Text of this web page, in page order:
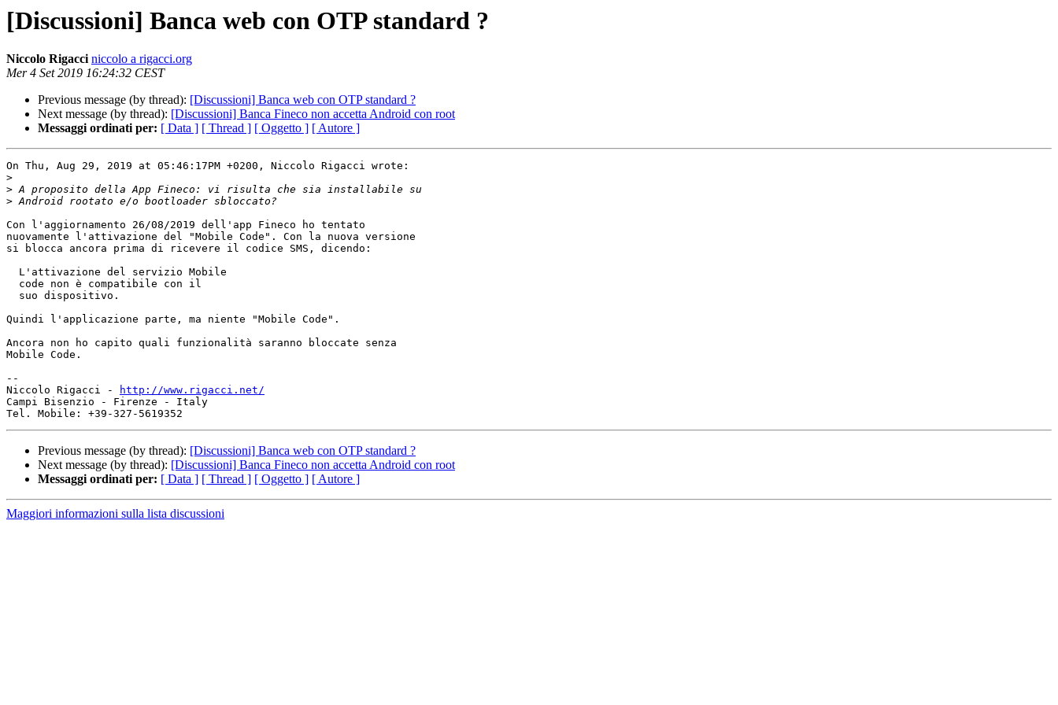
[Discussioni] Banca web con OTP standard ?
Niccolo Rigacci niccolo a rigacci.org
Mer 4 Set 2019 16:24:32 CEST
Previous message (by thread): [Discussioni] Banca web con OTP standard ?
Next message (by thread): [Discussioni] Banca Fineco non accetta Android con root
Messaggi ordinati per: [ Data ] [ Thread ] [ Oggetto ] [ Autore ]
On Thu, Aug 29, 2019 at 05:46:17PM +0200, Niccolo Rigacci wrote:
>
>
>
Con l'aggiornamento 26/08/2019 dell'app Fineco ho tentato
nuovamente l'attivazione del "Mobile Code". Con la nuova versione
si blocca ancora prima di ricevere il codice SMS, dicendo:
Quindi l'applicazione parte, ma niente "Mobile Code".
Ancora non ho capito quali funzionalità saranno bloccate senza
Mobile Code.
--
Niccolo Rigacci -
http://www.rigacci.net/
Campi Bisenzio - Firenze - Italy
Previous message (by thread): [Discussioni] Banca web con OTP standard ?
Next message (by thread): [Discussioni] Banca Fineco non accetta Android con root
Messaggi ordinati per: [ Data ] [ Thread ] [ Oggetto ] [ Autore ]
Maggiori informazioni sulla lista discussioni